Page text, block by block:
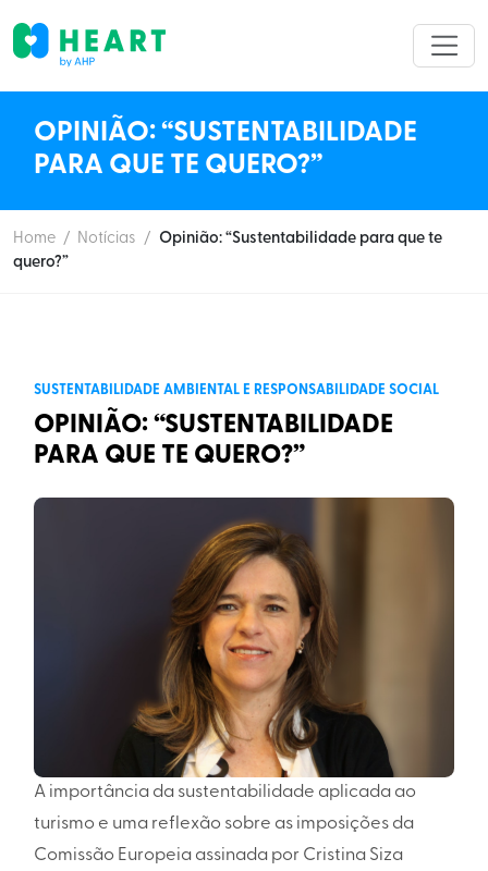
OPINIÃO: “SUSTENTABILIDADE
PARA QUE TE QUERO?”
Home / Notícias / Opinião: “Sustentabilidade para que te
quero?”
SUSTENTABILIDADE AMBIENTAL E RESPONSABILIDADE SOCIAL
OPINIÃO: “SUSTENTABILIDADE
PARA QUE TE QUERO?”
A importância da sustentabilidade aplicada ao
turismo e uma reflexão sobre as imposições da
Comissão Europeia assinada por Cristina Siza